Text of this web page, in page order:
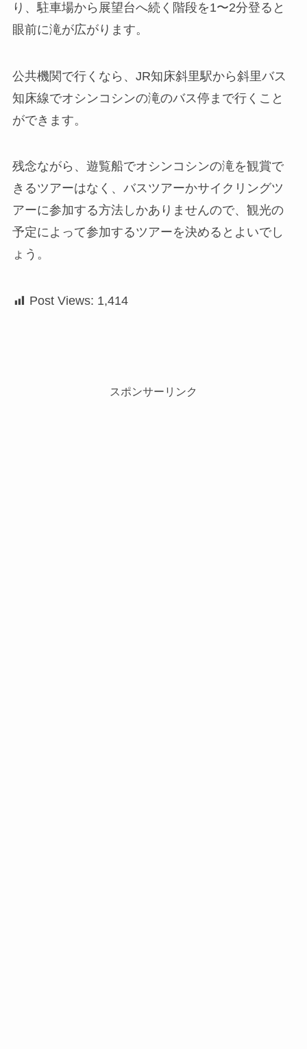
り、駐車場から展望台へ続く階段を1〜2分登ると
眼前に滝が広がります。
公共機関で行くなら、JR知床斜里駅から斜里バス
知床線でオシンコシンの滝のバス停まで行くこと
ができます。
残念ながら、遊覧船でオシンコシンの滝を観賞で
きるツアーはなく、バスツアーかサイクリングツ
アーに参加する方法しかありませんので、観光の
予定によって参加するツアーを決めるとよいでし
ょう。
Post Views: 1,414
スポンサーリンク